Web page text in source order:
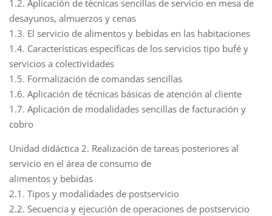
1.2. Aplicación de técnicas sencillas de servicio en mesa de
desayunos, almuerzos y cenas
1.3. El servicio de alimentos y bebidas en las habitaciones
1.4. Características específicas de los servicios tipo bufé y
servicios a colectividades
1.5. Formalización de comandas sencillas
1.6. Aplicación de técnicas básicas de atención al cliente
1.7. Aplicación de modalidades sencillas de facturación y
cobro
Unidad didáctica 2. Realización de tareas posteriores al
servicio en el área de consumo de
alimentos y bebidas
2.1. Tipos y modalidades de postservicio
2.2. Secuencia y ejecución de operaciones de postservicio